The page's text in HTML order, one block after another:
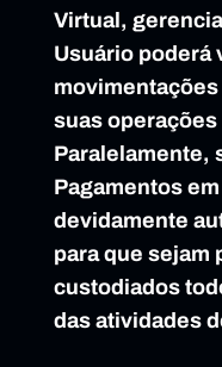
Virtual,
Usuário poderá
suas operações
Paralelamente,
Pagamentos
devidamente
para que sejam
custodiados
das atividades